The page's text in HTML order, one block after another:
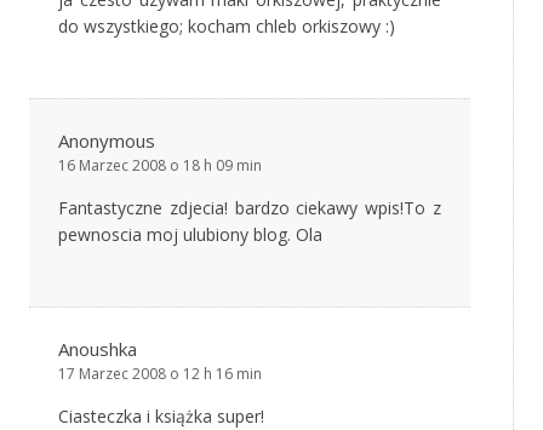
do wszystkiego; kocham chleb orkiszowy :)
Anonymous
16 Marzec 2008 o 18 h 09 min
Fantastyczne zdjecia! bardzo ciekawy wpis!To z
pewnoscia moj ulubiony blog. Ola
Anoushka
17 Marzec 2008 o 12 h 16 min
Ciasteczka i książka super!